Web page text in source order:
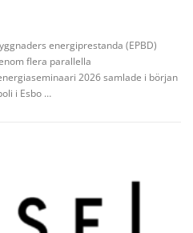
energiprestanda (EPBD)
flera parallella
2026 samlade i början
i Esbo …